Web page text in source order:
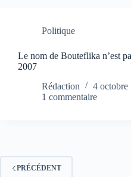
Politique
Le nom de Bouteflika n’est
2007
Rédaction
4 octobre
1 commentaire
PRÉCÉDENT